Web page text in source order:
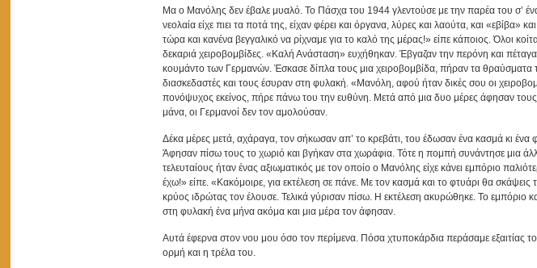
Μα ο Μανόλης δεν έβαλε μυαλό. Το Πάσχα του 1944 γλεντούσε με την παρέα του σ’
νεολαία είχε πιει τα ποτά της, είχαν φέρει και όργανα, λύρες και λαούτα, και «εβίβα»
τώρα και κανένα βεγγαλικό να ρίχναμε για το καλό της μέρας!» είπε κάποιος. Όλοι
δεκαριά χειροβομβίδες. «Καλή Ανάσταση» ευχήθηκαν. Έβγαζαν την περόνη και
κουμάντο των Γερμανών. Έσκασε δίπλα τους μια χειροβομβίδα, πήραν τα θραύσματα
διασκεδαστές και τους έσυραν στη φυλακή. «Μανόλη, αφού ήταν δικές σου οι
πονόψυχος εκείνος, πήρε πάνω του την ευθύνη. Μετά από μια δυο μέρες άφησαν
μάνα, οι Γερμανοί δεν τον αμολούσαν.
Δέκα μέρες μετά, αχάραγα, τον σήκωσαν απ’ το κρεβάτι, του έδωσαν ένα κασμά κι
Άφησαν πίσω τους το χωριό και βγήκαν στα χωράφια. Τότε η πομπή συνάντησε μια
τελευταίους ήταν ένας αξιωματικός με τον οποίο ο Μανόλης είχε κάνει εμπόριο
έχω!» είπε. «Κακόμοιρε, για εκτέλεση σε πάνε. Με τον κασμά και το φτυάρι θα
κρύος ιδρώτας τον έλουσε. Τελικά γύρισαν πίσω. Η εκτέλεση ακυρώθηκε. Το
στη φυλακή ένα μήνα ακόμα και μια μέρα τον άφησαν.
Αυτά έφερνα στον νου μου όσο τον περίμενα. Πόσα χτυποκάρδια περάσαμε εξαιτίας
ορμή και η τρέλα του.